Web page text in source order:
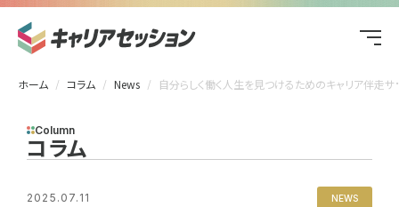
ホーム コラム News 自分らしく働く人生を見つけるためのキャリア伴走サービス「キャリアセッション」をリリースしました
Column
コラム
2025.07.11 NEWS